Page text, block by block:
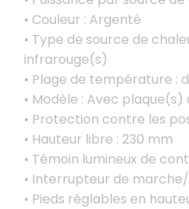
• Couleur : Argenté
• Type de source de
infrarouge(s)
• Plage de température :
• Modèle : Avec
• Protection contre les
• Hauteur libre : 230 mm
• Témoin lumineux de
• Interrupteur de
• Pieds réglables en